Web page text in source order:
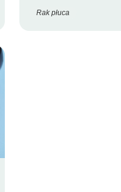
Rak płuca